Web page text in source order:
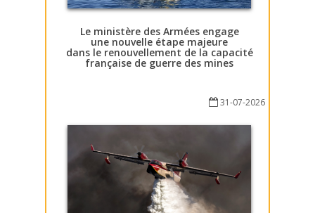
Le ministère des Armées engage
une nouvelle étape majeure
dans le renouvellement de la capacité
française de guerre des mines
31-07-2026